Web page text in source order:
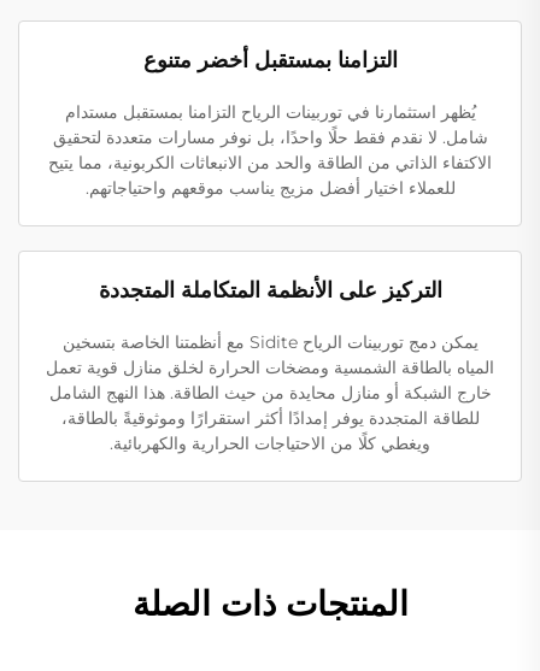
التزامنا بمستقبل أخضر متنوع
يُظهر استثمارنا في توربينات الرياح التزامنا بمستقبل مستدام
شامل. لا نقدم فقط حلًا واحدًا، بل نوفر مسارات متعددة لتحقيق
الاكتفاء الذاتي من الطاقة والحد من الانبعاثات الكربونية، مما يتيح
للعملاء اختيار أفضل مزيج يناسب موقعهم واحتياجاتهم.
التركيز على الأنظمة المتكاملة المتجددة
يمكن دمج توربينات الرياح Sidite مع أنظمتنا الخاصة بتسخين
المياه بالطاقة الشمسية ومضخات الحرارة لخلق منازل قوية تعمل
خارج الشبكة أو منازل محايدة من حيث الطاقة. هذا النهج الشامل
للطاقة المتجددة يوفر إمدادًا أكثر استقرارًا وموثوقيةً بالطاقة،
ويغطي كلًا من الاحتياجات الحرارية والكهربائية.
المنتجات ذات الصلة